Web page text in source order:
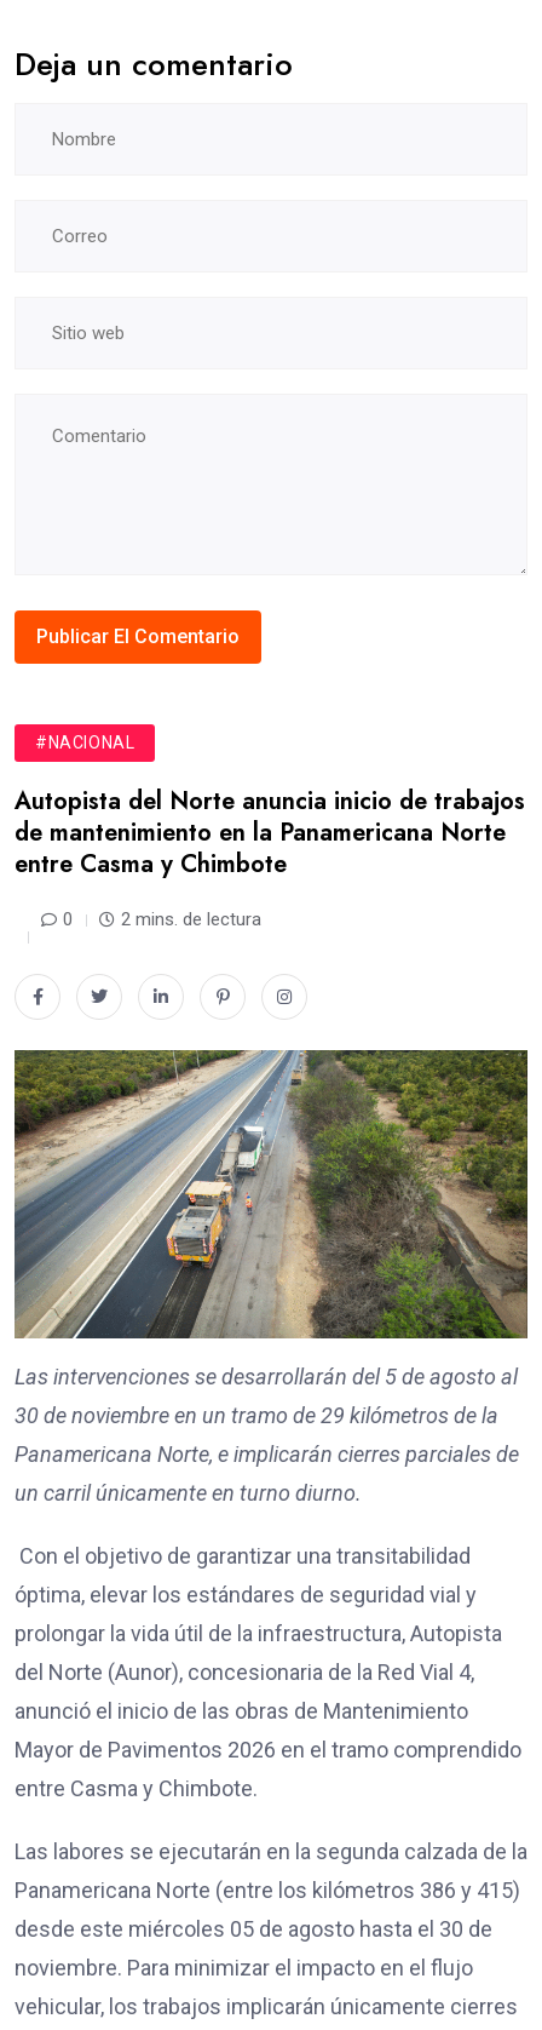
Deja un comentario
#NACIONAL
Autopista del Norte anuncia inicio de trabajos
de mantenimiento en la Panamericana Norte
entre Casma y Chimbote
0 2 mins. de lectura
Las intervenciones se desarrollarán del 5 de agosto al
30 de noviembre en un tramo de 29 kilómetros de la
Panamericana Norte, e implicarán cierres parciales de
un carril únicamente en turno diurno.
Con el objetivo de garantizar una transitabilidad
óptima, elevar los estándares de seguridad vial y
prolongar la vida útil de la infraestructura, Autopista
del Norte (Aunor), concesionaria de la Red Vial 4,
anunció el inicio de las obras de Mantenimiento
Mayor de Pavimentos 2026 en el tramo comprendido
entre Casma y Chimbote.
Las labores se ejecutarán en la segunda calzada de la
Panamericana Norte (entre los kilómetros 386 y 415)
desde este miércoles 05 de agosto hasta el 30 de
noviembre. Para minimizar el impacto en el flujo
vehicular, los trabajos implicarán únicamente cierres